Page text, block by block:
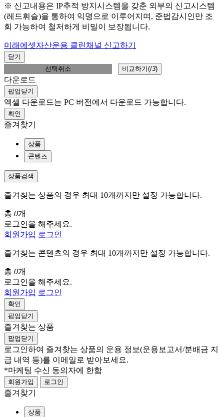
※ 신고내용은 IP추적 방지시스템을 갖춘 외부의 신고시스템
(레드휘슬)을 통하여 익명으로 이루어지며, 준법감시인만 조
회 가능하여 철저하게 비밀이 보장됩니다.
미래에셋자산운용 클린채널 신고하기
닫기
선택취소
비교하기(/3)
다운로드
팝업닫기
엑셀 다운로드는 PC 버전에서 다운로드 가능합니다.
확인
즐겨찾기
상품
콘텐츠
상품검색
즐겨찾는 상품의 경우 최대 10개까지만 설정 가능합니다.
총 0개
로그인을 해주세요.
회원가입 로그인
즐겨찾는 콘텐츠의 경우 최대 10개까지만 설정 가능합니다.
총 0개
로그인을 해주세요.
회원가입 로그인
확인
팝업닫기
즐겨찾는 상품
팝업닫기
로그인하여 즐겨찾는 상품의 운용 정보(운용보고서/분배금 지
급 내역 등)를 이메일로 받아보세요.
*마케팅 수신 동의자에 한함
회원가입 로그인
즐겨찾기
상품